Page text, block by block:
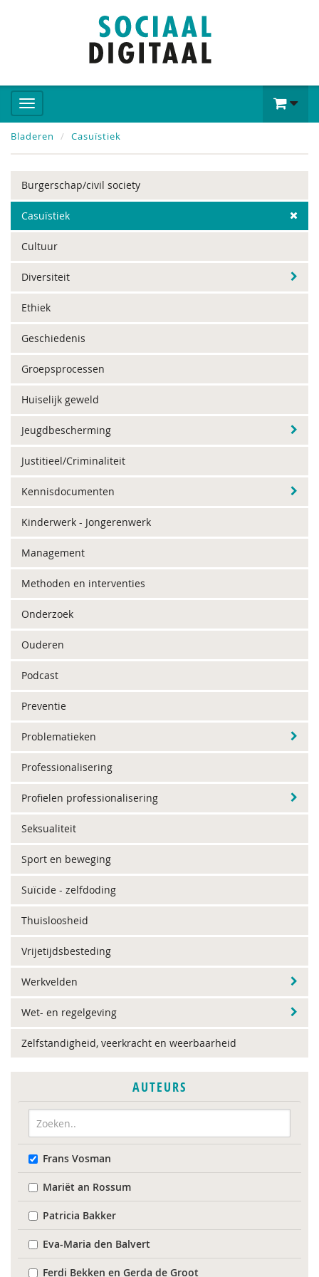
Bladeren Casuïstiek
Burgerschap/civil society
Casuïstiek
Cultuur
Diversiteit
Ethiek
Geschiedenis
Groepsprocessen
Huiselijk geweld
Jeugdbescherming
Justitieel/Criminaliteit
Kennisdocumenten
Kinderwerk - Jongerenwerk
Management
Methoden en interventies
Onderzoek
Ouderen
Podcast
Preventie
Problematieken
Professionalisering
Profielen professionalisering
Seksualiteit
Sport en beweging
Suïcide - zelfdoding
Thuisloosheid
Vrijetijdsbesteding
Werkvelden
Wet- en regelgeving
Zelfstandigheid, veerkracht en weerbaarheid
AUTEURS
Frans Vosman
Mariët an Rossum
Patricia Bakker
Eva-Maria den Balvert
Ferdi Bekken en Gerda de Groot